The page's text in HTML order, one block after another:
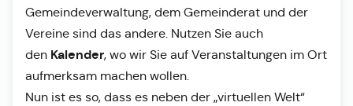
Gemeindeverwaltung, dem Gemeinderat und der
Vereine sind das andere. Nutzen Sie auch
den Kalender, wo wir Sie auf Veranstaltungen im Ort
aufmerksam machen wollen.
Nun ist es so, dass es neben der „virtuellen Welt“